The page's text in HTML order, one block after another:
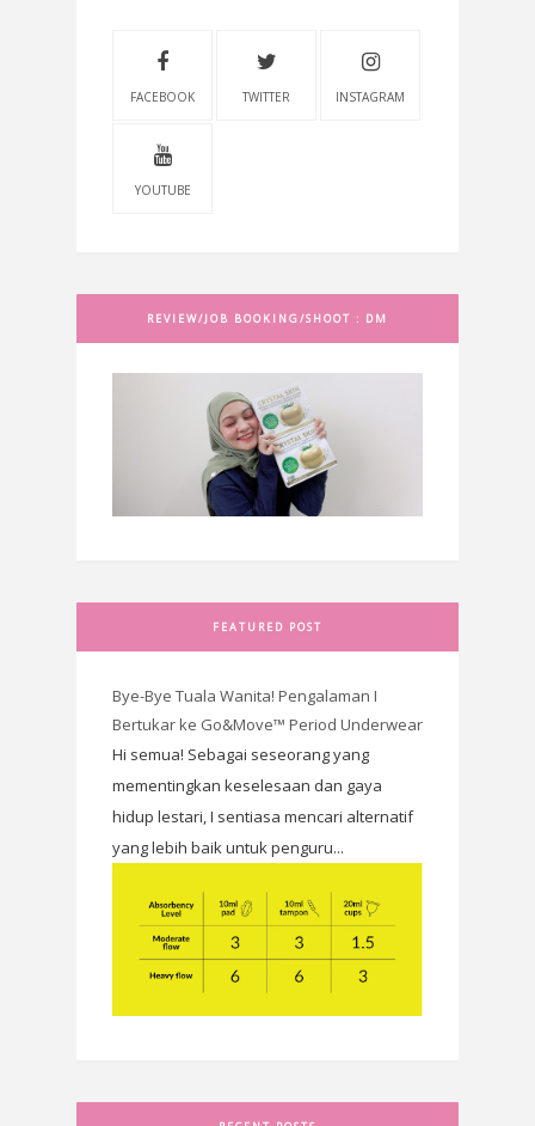
FACEBOOK TWITTER INSTAGRAM
YOUTUBE
REVIEW/JOB BOOKING/SHOOT : DM
FEATURED POST
Bye-Bye Tuala Wanita! Pengalaman I
Bertukar ke Go&Move™ Period Underwear
Hi semua! Sebagai seseorang yang
mementingkan keselesaan dan gaya
hidup lestari, I sentiasa mencari alternatif
yang lebih baik untuk penguru...